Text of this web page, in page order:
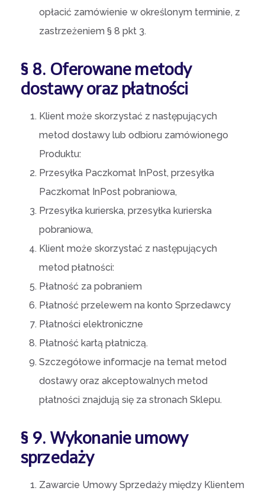
opłacić zamówienie w określonym terminie, z
zastrzeżeniem § 8 pkt 3.
§ 8. Oferowane metody
dostawy oraz płatności
Klient może skorzystać z następujących
metod dostawy lub odbioru zamówionego
Produktu:
Przesyłka Paczkomat InPost, przesyłka
Paczkomat InPost pobraniowa,
Przesyłka kurierska, przesyłka kurierska
pobraniowa,
Klient może skorzystać z następujących
metod płatności:
Płatność za pobraniem
Płatność przelewem na konto Sprzedawcy
Płatności elektroniczne
Płatność kartą płatniczą.
Szczegółowe informacje na temat metod
dostawy oraz akceptowalnych metod
płatności znajdują się za stronach Sklepu.
§ 9. Wykonanie umowy
sprzedaży
Zawarcie Umowy Sprzedaży między Klientem